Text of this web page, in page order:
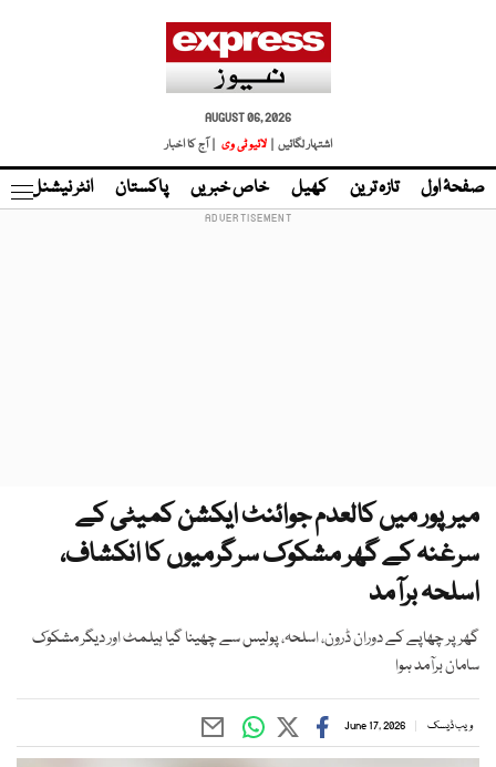
AUGUST 06, 2026
اشتہار لگائیں |
لائیو ٹی وی | آج کا اخبار
صفحۂ اول تازہ ترین کھیل خاص خبریں پاکستان انٹر نیشنل
میرپور میں کالعدم جوائنٹ ایکشن کمیٹی کے
سرغنہ کے گھر مشکوک سرگرمیوں کا انکشاف،
اسلحہ برآمد
گھر پر چھاپے کے دوران ڈرون، اسلحہ، پولیس سے چھینا گیا ہیلمٹ اور دیگر مشکوک
سامان برآمد ہوا
ویب ڈیسک June 17, 2026